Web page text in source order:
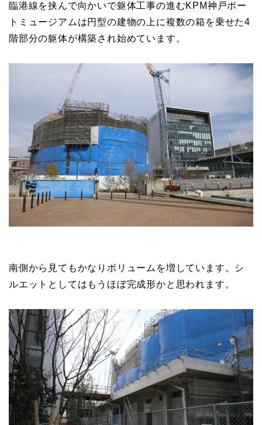
臨港線を挟んで向かいで躯体工事の進むKPM神戸ポー
トミュージアムは円型の建物の上に複数の箱を乗せた4
階部分の躯体が構築され始めています。
南側から見てもかなりボリュームを増しています。シ